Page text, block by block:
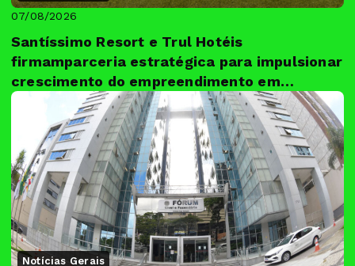
07/08/2026
Santíssimo Resort e Trul Hotéis
firmamparceria estratégica para impulsionar
crescimento do empreendimento em
Tiradent...
Notícias Gerais